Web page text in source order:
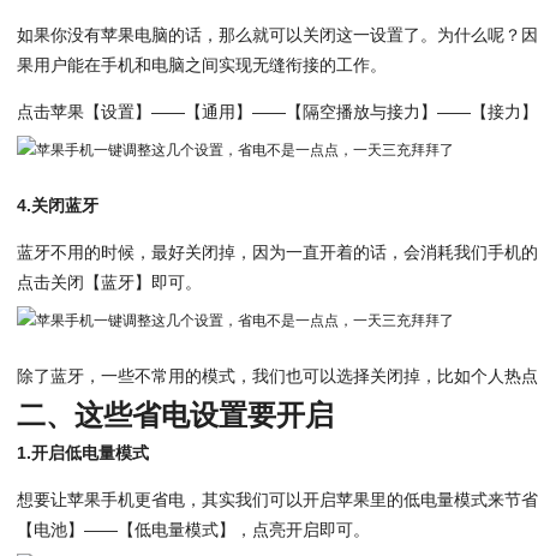
如果你没有苹果电脑的话，那么就可以关闭这一设置了。为什么呢？
果用户能在手机和电脑之间实现无缝衔接的工作。
点击苹果【设置】——【通用】——【隔空播放与接力】——【接力】
4.关闭蓝牙
蓝牙不用的时候，最好关闭掉，因为一直开着的话，会消耗我们手机
点击关闭【蓝牙】即可。
除了蓝牙，一些不常用的模式，我们也可以选择关闭掉，比如个人热
二、这些省电设置要开启
1.开启低电量模式
想要让苹果手机更省电，其实我们可以开启苹果里的低电量模式来
【电池】——【低电量模式】，点亮开启即可。